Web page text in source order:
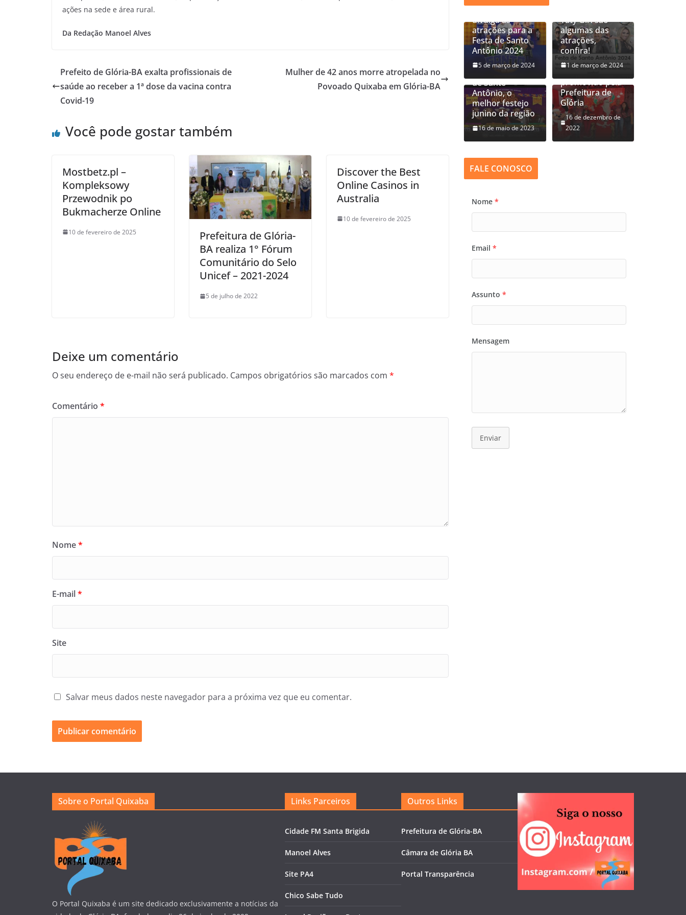
ações na sede e área rural.
Da Redação Manoel Alves
Prefeito de Glória-BA exalta profissionais de
saúde ao receber a 1ª dose da vacina contra
Covid-19
Mulher de 42 anos morre atropelada no
Povoado Quixaba em Glória-BA
Você pode gostar também
Mostbetz.pl –
Kompleksowy
Przewodnik po
Bukmacherze Online
10 de fevereiro de 2025
Prefeitura de Glória-
BA realiza 1° Fórum
Comunitário do Selo
Unicef – 2021-2024
5 de julho de 2022
Discover the Best
Online Casinos in
Australia
10 de fevereiro de 2025
Deixe um comentário
O seu endereço de e-mail não será publicado. Campos obrigatórios são marcados com *
Comentário *
Nome*
E-mail*
Site
Salvar meus dados neste navegador para a próxima vez que eu comentar.
í
o
divulga as
atrações para a
Festa de Santo
Antônio 2024
5 de março de 2024
Taty Girl são
algumas das
atrações,
confira!
1 de março de 2024
Prefeitura de
Glória anuncia
primeira atração
local para Festa
de Santo
Antônio, o
melhor festejo
junino da região
16 de maio de 2023
Glorienses
participam dos
festejos
natalinos
promovido pela
Prefeitura de
Glória
16 de dezembro de
2022
FALE CONOSCO
Nome *
Email *
Assunto *
Mensagem
Enviar
Sobre o Portal Quixaba
O Portal Quixaba é um site dedicado exclusivamente a notícias da
Links Parceiros
Cidade FM Santa Brigida
Manoel Alves
Site PA4
Chico Sabe Tudo
Outros Links
Prefeitura de Glória-BA
Câmara de Glória BA
Portal Transparência